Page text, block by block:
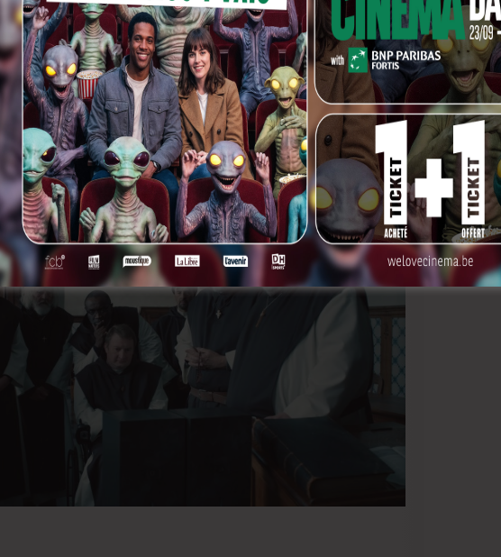
conditionnelle, Guy Béranger est accueilli par les moines de
petit village des Ardennes. Il est placé sous la protection de
de la police fédérale, persuadée que, tôt ou tard, l’ancien
la population s’indigne de la présence de l’ennemi public n°1
apprend la disparition inquiétante d’une fillette du village… Puis sa